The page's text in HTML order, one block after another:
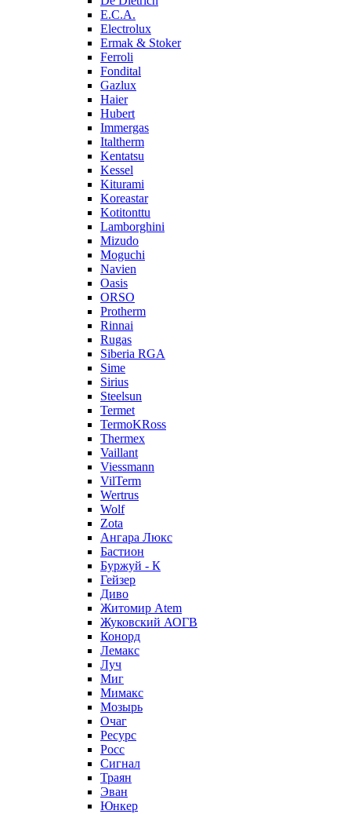
E.C.A.
Electrolux
Ermak & Stoker
Ferroli
Fondital
Gazlux
Haier
Hubert
Immergas
Italtherm
Kentatsu
Kessel
Kiturami
Koreastar
Kotitonttu
Lamborghini
Mizudo
Moguchi
Navien
Oasis
ORSO
Protherm
Rinnai
Rugas
Siberia RGA
Sime
Sirius
Steelsun
Termet
TermoKRoss
Thermex
Vaillant
Viessmann
VilTerm
Wertrus
Wolf
Zota
Ангара Люкс
Бастион
Буржуй - К
Гейзер
Диво
Житомир Аtem
Жуковский АОГВ
Конорд
Лемакс
Луч
Миг
Мимакс
Мозырь
Очаг
Ресурс
Росс
Сигнал
Траян
Эван
Юнкер